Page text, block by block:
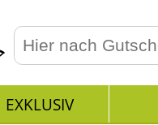
EXKLUSIV